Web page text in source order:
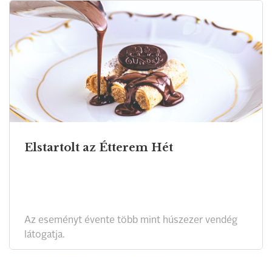
Elstartolt az Étterem Hét
Az eseményt évente több mint húszezer vendég
látogatja.